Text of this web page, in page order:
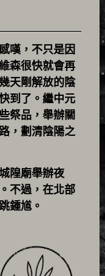
嘆，不只是因
森很快就會再
天剛解放的陰
到了。繼中元
祭品，舉辦關
，劃清陰陽之
隍廟舉辦夜
不過，在北部
鍾馗。